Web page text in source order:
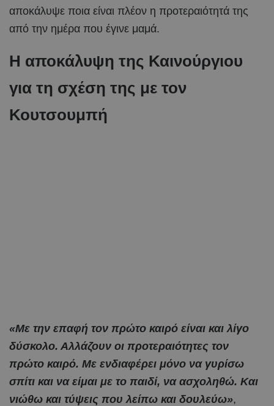
αποκάλυψε ποια είναι πλέον η προτεραιότητά της
από την ημέρα που έγινε μαμά.
Η αποκάλυψη της Καινούργιου
για τη σχέση της με τον
Κουτσουμπή
«Με την επαφή τον πρώτο καιρό είναι και λίγο
δύσκολο. Αλλάζουν οι προτεραιότητες τον
πρώτο καιρό. Με ενδιαφέρει μόνο να γυρίσω
σπίτι και να είμαι με το παιδί, να ασχοληθώ. Και
νιώθω και τύψεις που λείπω και δουλεύω»,